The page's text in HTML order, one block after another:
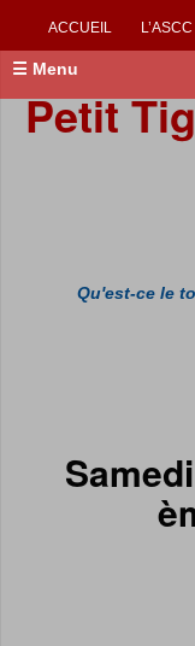
ACCUEIL L’ASCC
☰ Menu
Petit
Qu'est-ce le